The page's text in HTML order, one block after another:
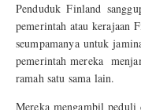
Penduduk Finland
pemerintah atau kerajaan
seumpamanya untuk
pemerintah mereka
ramah satu sama lain.
Mereka mengambil peduli